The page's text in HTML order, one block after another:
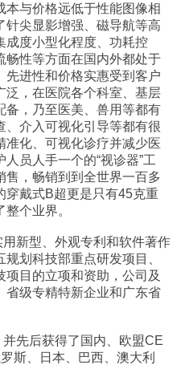
本与价格远低于性能图像相
针尖显影增强、磁导航等高
成度小型化程度、功耗控
畅性等方面在国内外都处于
先进性和价格实惠受到客户
泛，在医院各个科室、基层
备，乃至医美、兽用等都有
、介入可视化引导等都有很
准化、可视化诊疗并减少医
员人手一个的“视诊器”工
售，畅销到到全世界一百多
穿戴式B超更是只有45克重
个业界。
新型、外观专利和软件著作
划科技部重点研发项目、
项目的立项和资助，公司及
省级专精特新企业和广东省
先后获得了国内、欧盟CE
斯、日本、巴西、澳大利